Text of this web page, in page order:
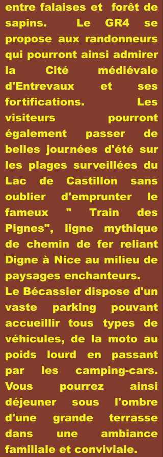
entre falaises et forêt de
sapins. Le GR4 se
propose aux randonneurs
qui pourront ainsi admirer
la Cité médiévale
d'Entrevaux et ses
fortifications. Les
visiteurs pourront
également passer de
belles journées d'été sur
les plages surveillées du
Lac de Castillon sans
oublier d'emprunter le
fameux " Train des
Pignes", ligne mythique
de chemin de fer reliant
Digne à Nice au milieu de
paysages enchanteurs.
Le Bécassier dispose d'un
vaste parking pouvant
accueillir tous types de
véhicules, de la moto au
poids lourd en passant
par les camping-cars.
Vous pourrez ainsi
déjeuner sous l'ombre
d'une grande terrasse
dans une ambiance
familiale et conviviale.